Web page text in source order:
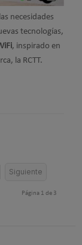
necesidades
tecnologías,
, inspirado en
la RCTT.
Siguiente
Página 1 de 3